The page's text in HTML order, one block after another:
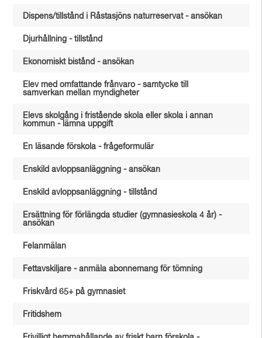
Dispens/tillstånd i Råstasjöns naturreservat - ansökan
Djurhållning - tillstånd
Ekonomiskt bistånd - ansökan
Elev med omfattande frånvaro - samtycke till
samverkan mellan myndigheter
Elevs skolgång i fristående skola eller skola i annan
kommun - lämna uppgift
En läsande förskola - frågeformulär
Enskild avloppsanläggning - ansökan
Enskild avloppsanläggning - tillstånd
Ersättning för förlängda studier (gymnasieskola 4 år) -
ansökan
Felanmälan
Fettavskiljare - anmäla abonnemang för tömning
Friskvård 65+ på gymnasiet
Fritidshem